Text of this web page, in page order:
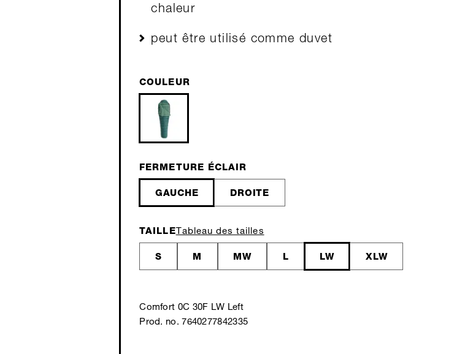
chaleur
peut être utilisé comme duvet
COULEUR
FERMETURE ÉCLAIR
GAUCHE DROITE
TAILLETableau des tailles
S M MW L LW XLW
Comfort 0C 30F LW Left
Prod. no. 7640277842335